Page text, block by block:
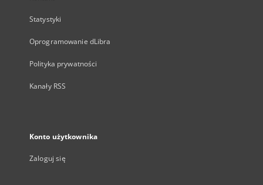
Statystyki
Oprogramowanie dLibra
Polityka prywatności
Kanały RSS
Konto użytkownika
Zaloguj się